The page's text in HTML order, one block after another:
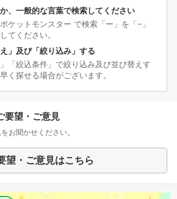
、一般的な言葉で検索してください
ットモンスター で検索「ー」を「−」
てください。
」及び「絞り込み」する
「絞込条件」で絞り込み及び並び替えす
く探せる場合がございます。
要望・ご意見
お聞かせください。
望・ご意見はこちら